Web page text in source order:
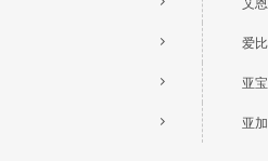
爱
亚
亚